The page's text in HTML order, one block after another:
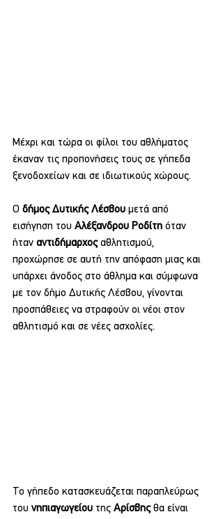
Μέχρι και τώρα οι φίλοι του αθλήματος
έκαναν τις προπονήσεις τους σε γήπεδα
ξενοδοχείων και σε ιδιωτικούς χώρους.
Ο δήμος Δυτικής Λέσβου μετά από
εισήγηση του Αλέξανδρου Ροδίτη όταν
ήταν αντιδήμαρχος αθλητισμού,
προχώρησε σε αυτή την απόφαση μιας και
υπάρχει άνοδος στο άθλημα και σύμφωνα
με τον δήμο Δυτικής Λέσβου, γίνονται
προσπάθειες να στραφούν οι νέοι στον
αθλητισμό και σε νέες ασχολίες.
Το γήπεδο κατασκευάζεται παραπλεύρως
του νηπιαγωγείου της Αρίσβης θα είναι